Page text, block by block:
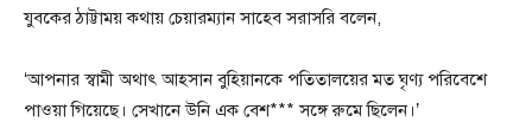
যুবকের ঠাট্টাময় কথায় চেয়ারম্যান সাহেব সরাসরি বলেন,
‘আপনার স্বামী অথাৎ আহসান বুহিয়ানকে পতিতালয়ের মত ঘৃণ্য পরিবেশে
পাওয়া গিয়েছে। সেখানে উনি এক বেশ*** সঙ্গে রুমে ছিলেন।’